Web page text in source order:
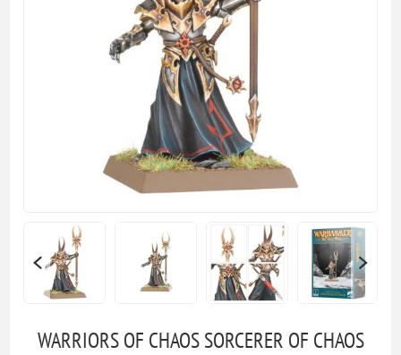
WARRIORS OF CHAOS SORCERER OF CHAOS